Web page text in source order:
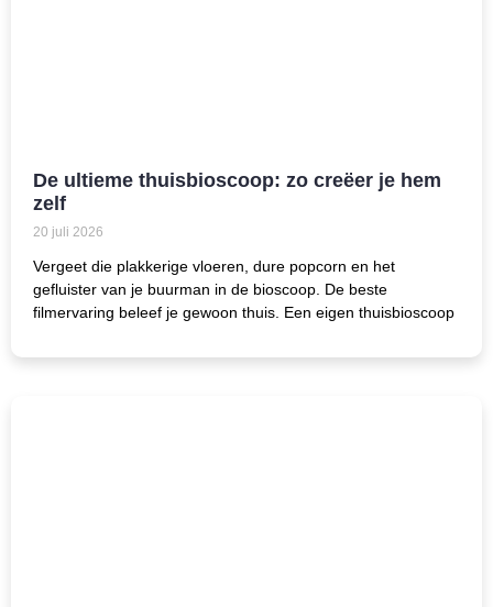
De ultieme thuisbioscoop: zo creëer je hem
zelf
20 juli 2026
Vergeet die plakkerige vloeren, dure popcorn en het
gefluister van je buurman in de bioscoop. De beste
filmervaring beleef je gewoon thuis. Een eigen thuisbioscoop